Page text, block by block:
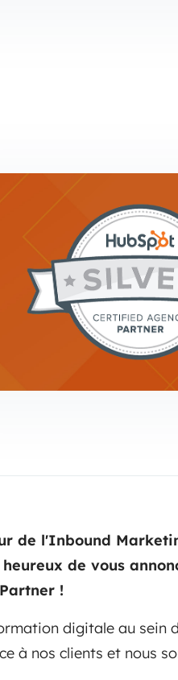
de l'Inbound
heureux de vous
!
digitale au sein
à nos clients et nous